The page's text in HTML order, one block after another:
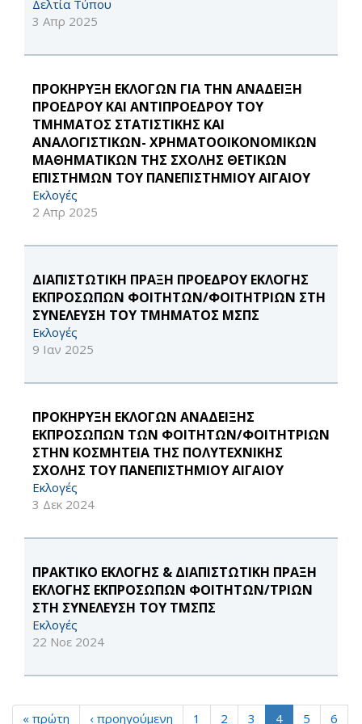
Δελτία Τύπου
3 Απρ 2025
ΠΡΟΚΗΡΥΞΗ ΕΚΛΟΓΩΝ ΓΙΑ ΤΗΝ ΑΝΑΔΕΙΞΗ
ΠΡΟΕΔΡΟΥ ΚΑΙ ΑΝΤΙΠΡΟΕΔΡΟΥ ΤΟΥ
ΤΜΗΜΑΤΟΣ ΣΤΑΤΙΣΤΙΚΗΣ ΚΑΙ
ΑΝΑΛΟΓΙΣΤΙΚΩΝ- ΧΡΗΜΑΤΟΟΙΚΟΝΟΜΙΚΩΝ
ΜΑΘΗΜΑΤΙΚΩΝ ΤΗΣ ΣΧΟΛΗΣ ΘΕΤΙΚΩΝ
ΕΠΙΣΤΗΜΩΝ ΤΟΥ ΠΑΝΕΠΙΣΤΗΜΙΟΥ ΑΙΓΑΙΟΥ
Εκλογές
2 Απρ 2025
ΔΙΑΠΙΣΤΩΤΙΚΗ ΠΡΑΞΗ ΠΡΟΕΔΡΟΥ ΕΚΛΟΓΗΣ
ΕΚΠΡΟΣΩΠΩΝ ΦΟΙΤΗΤΩΝ/ΦΟΙΤΗΤΡΙΩΝ ΣΤΗ
ΣΥΝΕΛΕΥΣΗ ΤΟΥ ΤΜΗΜΑΤΟΣ ΜΣΠΣ
Εκλογές
9 Ιαν 2025
ΠΡΟΚΗΡΥΞΗ ΕΚΛΟΓΩΝ ΑΝΑΔΕΙΞΗΣ
ΕΚΠΡΟΣΩΠΩΝ ΤΩΝ ΦΟΙΤΗΤΩΝ/ΦΟΙΤΗΤΡΙΩΝ
ΣΤΗΝ ΚΟΣΜΗΤΕΙΑ ΤΗΣ ΠΟΛΥΤΕΧΝΙΚΗΣ
ΣΧΟΛΗΣ ΤΟΥ ΠΑΝΕΠΙΣΤΗΜΙΟΥ ΑΙΓΑΙΟΥ
Εκλογές
3 Δεκ 2024
ΠΡΑΚΤΙΚΟ ΕΚΛΟΓΗΣ & ΔΙΑΠΙΣΤΩΤΙΚΗ ΠΡΑΞΗ
ΕΚΛΟΓΗΣ ΕΚΠΡΟΣΩΠΩΝ ΦΟΙΤΗΤΩΝ/ΤΡΙΩΝ
ΣΤΗ ΣΥΝΕΛΕΥΣΗ ΤΟΥ ΤΜΣΠΣ
Εκλογές
22 Νοε 2024
« πρώτη ‹ προηγούμενη 1 2 3 4 5
6